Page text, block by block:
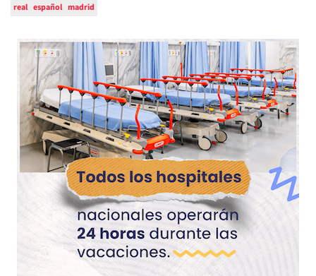
real español madrid